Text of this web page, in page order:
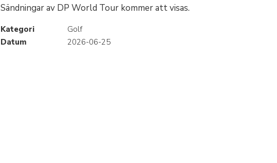
Sändningar av DP World Tour kommer att visas.
Kategori
Golf
Datum
2026-06-25